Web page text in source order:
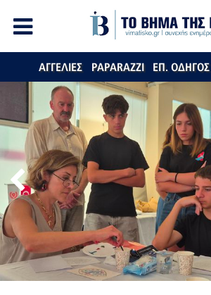
ΑΓΓΕΛΙΕΣ PAPARAZZI ΕΠ. ΟΔΗΓΟΣ